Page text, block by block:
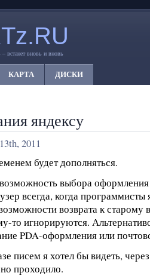
встанет вновь и вновь
КАРТА ДИСКИ
яндексу
2011
будет дополняться.
выбора
всегда, когда
возврата к старому
то игнорируются.
PDA-оформления или
писем я хотел бы видеть,
проходило.